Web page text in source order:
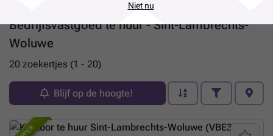
Bedrijfsvastgoed te huur - Sint-Lambrechts-
Woluwe
20 zoekertjes (1 - 20)
Blijf op de hoogte!
Niet nu